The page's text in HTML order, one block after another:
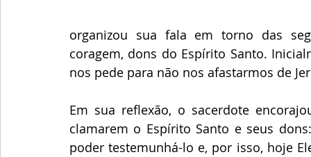
organizou sua fala em torno das
coragem, dons do Espírito Santo.
nos pede para não nos afastarmos de
Em sua reflexão, o sacerdote
clamarem o Espírito Santo e seus
poder testemunhá-lo e, por isso, hoje